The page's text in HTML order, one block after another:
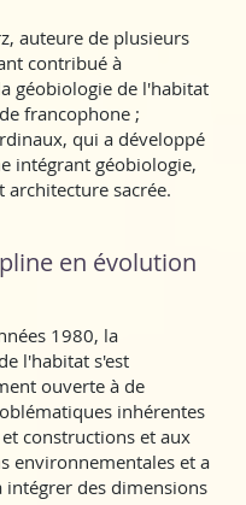
auteure de plusieurs
contribué à
géobiologie de l'habitat
francophone ;
qui a développé
intégrant géobiologie,
architecture sacrée.
en évolution
1980, la
l'habitat s'est
ouverte à de
inhérentes
constructions et aux
environnementales et a
intégrer des dimensions